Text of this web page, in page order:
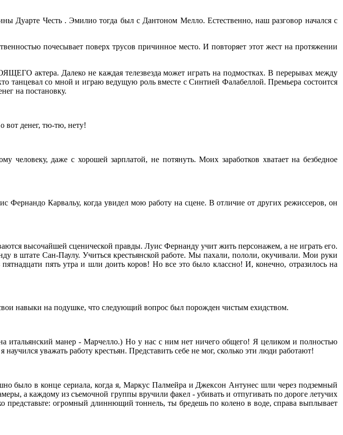
Дуарте Честь . Эмилио тогда был с Дантоном Мелло. Естественно, наш разговор начался с
почесывает поверх трусов причинное место. И повторяет этот жест на протяжении
актера. Далеко не каждая телезвезда может играть на подмостках. В перерывах между
танцевал со мной и играю ведущую роль вместе с Синтией Фалабеллой. Премьера состоится
на постановку.
вот денег, тю-тю, нету!
даже с хорошей зарплатой, не потянуть. Моих заработков хватает на безбедное
Карвальу, когда увидел мою работу на сцене. В отличие от других режиссеров, он
высочайшей сценической правды. Луис Фернанду учит жить персонажем, а не играть его.
в штате Сан-Паулу. Учиться крестьянской работе. Мы пахали, пололи, окучивали. Мои руки
пять утра и шли доить коров! Но все это было классно! И, конечно, отразилось на
навыки на подушке, что следующий вопрос был порожден чистым ехидством.
итальянский манер - Марчелло.) Но у нас с ним нет ничего общего! Я целиком и полностью
уважать работу крестьян. Представить себе не мог, сколько эти люди работают!
было в конце сериала, когда я, Маркус Палмейра и Джексон Антунес шли через подземный
а каждому из съемочной группы вручили факел - убивать и отпугивать по дороге летучих
огромный длиннющий тоннель, ты бредешь по колено в воде, справа выплывает